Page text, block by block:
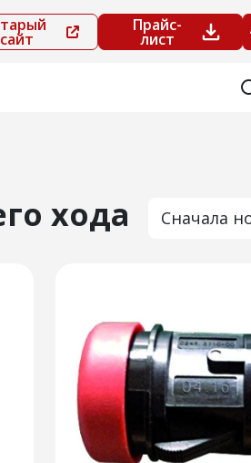
сайт
Прайс-
лист
хода Сначала